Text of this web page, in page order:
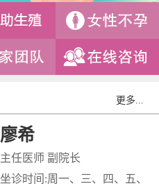
更多...
廖希
主任医师 副院长
坐诊时间:周一、三、四、五、